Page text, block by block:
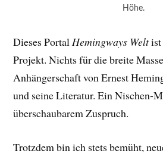
Höhe.
Dieses PortalHemingways Weltist
Projekt. Nichts für die breite
Anhängerschaft von Ernest
und seine Literatur. Ein Nischen-
überschaubarem Zuspruch.
Trotzdem bin ich stets bemüht,